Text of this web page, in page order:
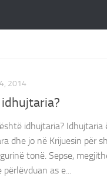
2014
idhujtaria?
dhe jo në Krijuesin për
tonë. Sepse,
përlëvduan as e...